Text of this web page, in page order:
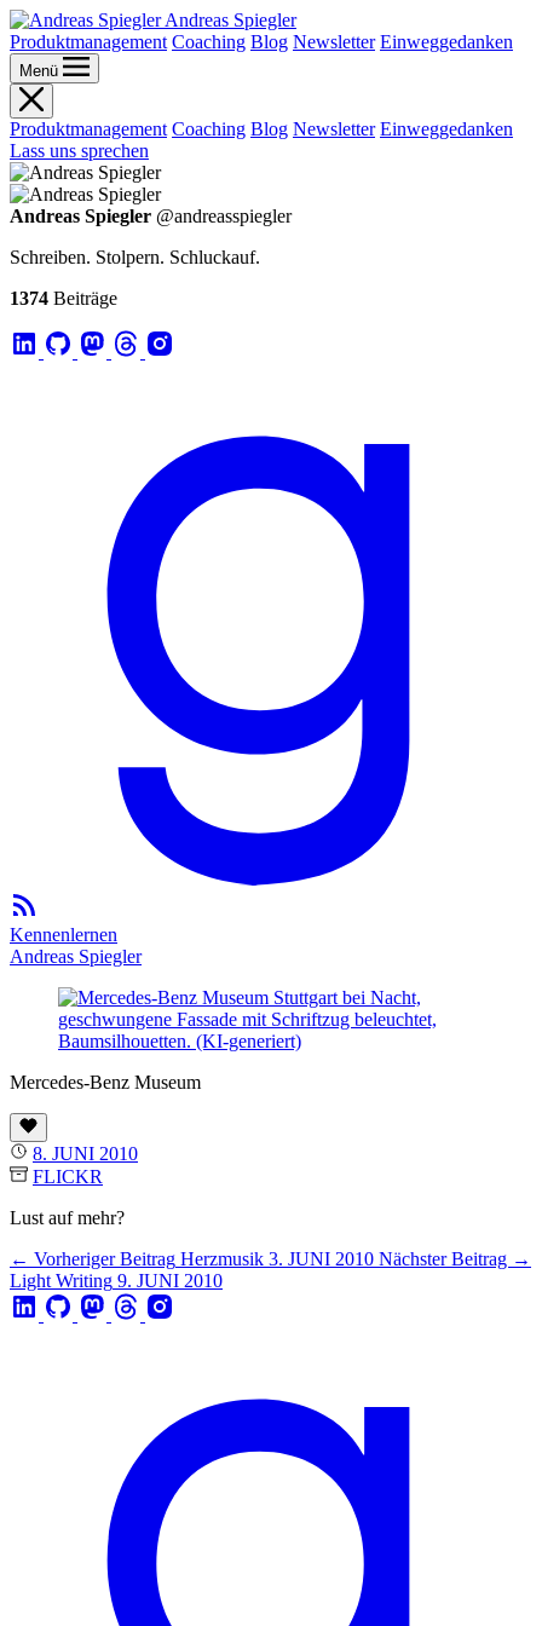
Andreas Spiegler
Produktmanagement Coaching Blog Newsletter Einweggedanken
Menü
Produktmanagement Coaching Blog Newsletter Einweggedanken
Lass uns sprechen
Andreas Spiegler @andreasspiegler
Schreiben. Stolpern. Schluckauf.
1374 Beiträge
Kennenlernen
Andreas Spiegler
Mercedes-Benz Museum
8. JUNI 2010
FLICKR
Lust auf mehr?
← Vorheriger Beitrag Herzmusik 3. JUNI 2010 Nächster Beitrag →
Light Writing 9. JUNI 2010